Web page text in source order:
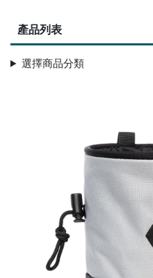
產品列表
選擇商品分類